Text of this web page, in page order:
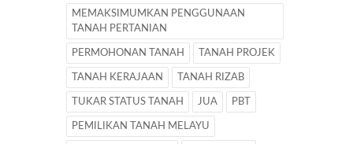
MEMAKSIMUMKAN PENGGUNAAN
TANAH PERTANIAN
PERMOHONAN TANAH TANAH PROJEK
TANAH KERAJAAN TANAH RIZAB
TUKAR STATUS TANAH JUA PBT
PEMILIKAN TANAH MELAYU